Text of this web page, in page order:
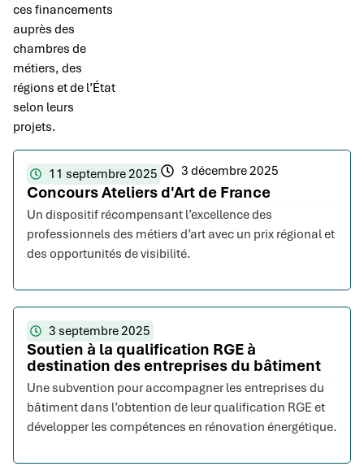
ces financements
auprès des
chambres de
métiers, des
régions et de l’État
selon leurs
projets.
11 septembre 2025 3 décembre 2025
Concours Ateliers d'Art de France
Un dispositif récompensant l’excellence des
professionnels des métiers d’art avec un prix régional et
des opportunités de visibilité.
3 septembre 2025
Soutien à la qualification RGE à
destination des entreprises du bâtiment
Une subvention pour accompagner les entreprises du
bâtiment dans l’obtention de leur qualification RGE et
développer les compétences en rénovation énergétique.